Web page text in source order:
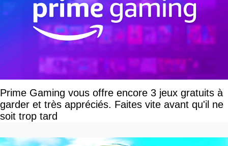
Prime Gaming vous offre encore 3 jeux gratuits à
garder et très appréciés. Faites vite avant qu'il ne
soit trop tard